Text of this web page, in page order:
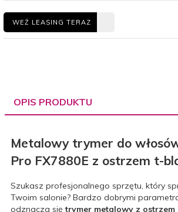
WEŹ LEASING TERAZ
OPIS PRODUKTU
Metalowy trymer do
Pro FX7880E z ostrzem t-
Szukasz profesjonalnego sprzętu, który
Twoim salonie? Bardzo dobrymi
odznacza siętrymer metalowy z ostrzem